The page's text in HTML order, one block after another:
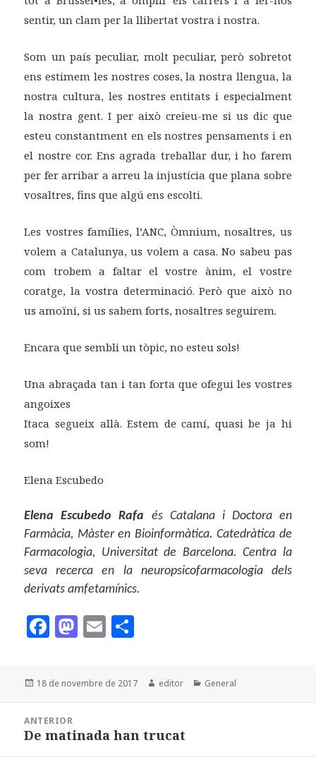
sentir, un clam per la llibertat vostra i nostra.
Som un país peculiar, molt peculiar, però sobretot
ens estimem les nostres coses, la nostra llengua, la
nostra cultura, les nostres entitats i especialment
la nostra gent. I per això creieu-me si us dic que
esteu constantment en els nostres pensaments i en
el nostre cor. Ens agrada treballar dur, i ho farem
per fer arribar a arreu la injustícia que plana sobre
vosaltres, fins que algú ens escolti.
Les vostres famílies, l’ANC, Òmnium, nosaltres, us
volem a Catalunya, us volem a casa. No sabeu pas
com trobem a faltar el vostre ànim, el vostre
coratge, la vostra determinació. Però que això no
us amoïni, si us sabem forts, nosaltres seguirem.
Encara que sembli un tòpic, no esteu sols!
Una abraçada tan i tan forta que ofegui les vostres
angoixes
Itaca segueix allà. Estem de camí, quasi be ja hi
som!
Elena Escubedo
Elena Escubedo Rafa és Catalana i Doctora en
Farmàcia, Màster en Bioinformàtica. Catedràtica de
Farmacologia, Universitat de Barcelona. Centra la
seva recerca en la neuropsicofarmacologia dels
derivats amfetamínics.
F
c
e
b
o
M
to
d
n
E
ai
l
m
p
rt
Publicat
18 de novembre de 2017 Autor
editor Categories
General
d'entrades
ANTERIOR
Entrada
De matinada han trucat